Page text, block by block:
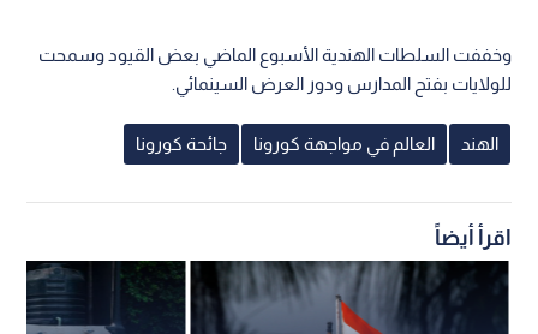
وخففت السلطات الهندية الأسبوع الماضي بعض القيود وسمحت
للولايات بفتح المدارس ودور العرض السينمائي.
الهند العالم في مواجهة كورونا جائحة كورونا
اقرأ أيضاً